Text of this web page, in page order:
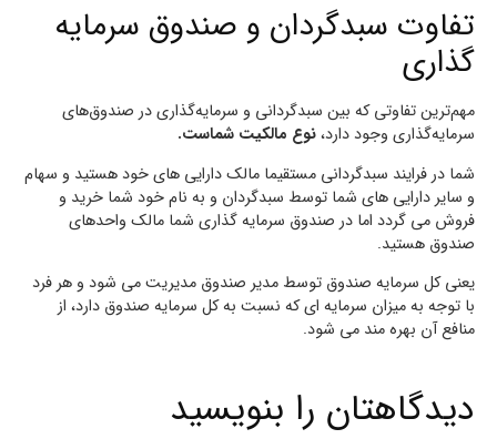
تفاوت سبدگردان و صندوق سرمایه
گذاری
مهم‌ترین تفاوتی که بین سبدگردانی و سرمایه‌گذاری در صندوق‌های
سرمایه‌گذاری وجود دارد،نوع مالکیت شماست.
شما در فرایند سبدگردانی مستقیما مالک دارایی های خود هستید و سهام
و سایر دارایی های شما توسط سبدگردان و به نام خود شما خرید و
فروش می گردد اما در صندوق سرمایه گذاری شما مالک واحدهای
صندوق هستید.
یعنی کل سرمایه صندوق توسط مدیر صندوق مدیریت می شود و هر فرد
با توجه به میزان سرمایه ای که نسبت به کل سرمایه صندوق دارد، از
منافع آن بهره مند می شود.
دیدگاهتان را بنویسید